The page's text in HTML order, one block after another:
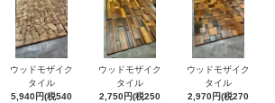
ウッドモザイク
タイル
5,940円(税540
ウッドモザイク
タイル
2,750円(税250
ウッドモザイク
タイル
2,970円(税270